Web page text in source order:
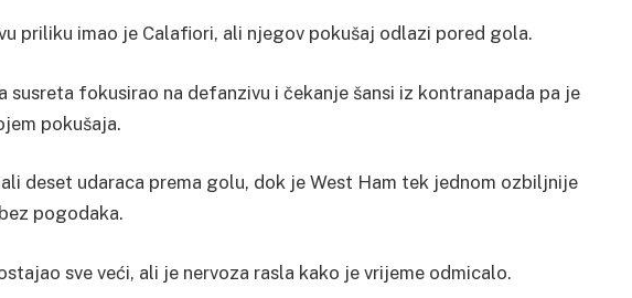
priliku imao je Calafiori, ali njegov pokušaj odlazi pored gola.
susreta fokusirao na defanzivu i čekanje šansi iz kontranapada pa je
pokušaja.
deset udaraca prema golu, dok je West Ham tek jednom ozbiljnije
pogodaka.
sve veći, ali je nervoza rasla kako je vrijeme odmicalo.